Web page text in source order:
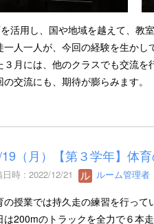
活用し、国や地域を越えて、教
一人一人が、今回の経験を生かし
３月には、他のクラスでも交流を
の交流にも、期待が膨らみます。
（月）【第３学年】体育
日時 : 2022/12/21 ルーム管理者
の授業では持久走の練習を行って
は200mのトラックを全力で６本走